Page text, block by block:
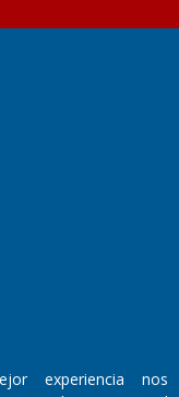
experiencia nos